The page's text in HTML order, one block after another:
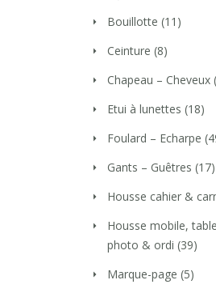
Bouillotte (11)
Ceinture (8)
Chapeau – Cheveux
Etui à lunettes (18)
Foulard – Echarpe
Gants – Guêtres (17)
Housse cahier &
Housse mobile,
photo & ordi (39)
Marque-page (5)